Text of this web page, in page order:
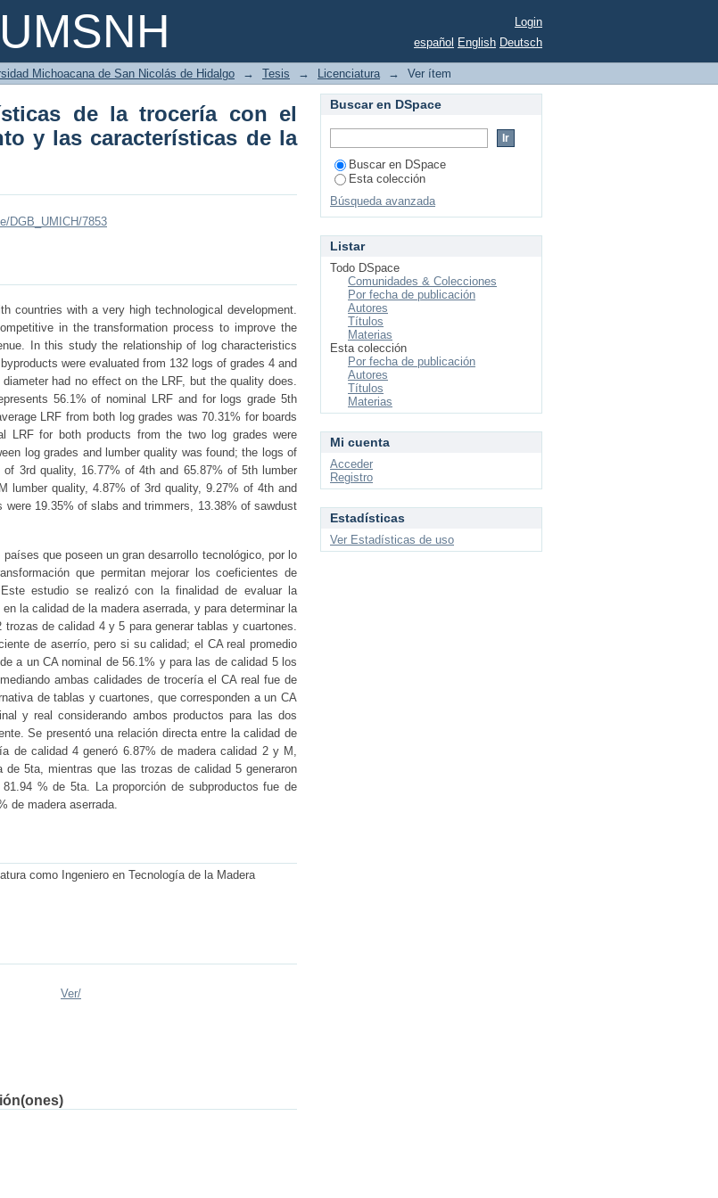
de la trocería con el coeficiente de
de la madera aserrada
Login
español English Deutsch
Michoacana de San Nicolás de Hidalgo → Tesis → Licenciatura → Ver ítem
de la trocería con el
y las características de la
DGB_UMICH/7853
countries with a very high technological development.
in the transformation process to improve the
In this study the relationship of log characteristics
were evaluated from 132 logs of grades 4 and
had no effect on the LRF, but the quality does.
56.1% of nominal LRF and for logs grade 5th
LRF from both log grades was 70.31% for boards
LRF for both products from the two log grades were
log grades and lumber quality was found; the logs of
3rd quality, 16.77% of 4th and 65.87% of 5th lumber
lumber quality, 4.87% of 3rd quality, 9.27% of 4th and
19.35% of slabs and trimmers, 13.38% of sawdust
que poseen un gran desarrollo tecnológico, por lo
que permitan mejorar los coeficientes de
estudio se realizó con la finalidad de evaluar la
la calidad de la madera aserrada, y para determinar la
de calidad 4 y 5 para generar tablas y cuartones.
de aserrío, pero si su calidad; el CA real promedio
a un CA nominal de 56.1% y para las de calidad 5 los
ambas calidades de trocería el CA real fue de
de tablas y cuartones, que corresponden a un CA
y real considerando ambos productos para las dos
Se presentó una relación directa entre la calidad de
de calidad 4 generó 6.87% de madera calidad 2 y M,
5ta, mientras que las trozas de calidad 5 generaron
% de 5ta. La proporción de subproductos fue de
de madera aserrada.
como Ingeniero en Tecnología de la Madera
Ver/
Buscar en DSpace
Buscar en DSpace
Esta colección
Búsqueda avanzada
Listar
Todo DSpace
Comunidades & Colecciones
Por fecha de publicación
Autores
Títulos
Materias
Esta colección
Por fecha de publicación
Autores
Títulos
Materias
Mi cuenta
Acceder
Registro
Estadísticas
Ver Estadísticas de uso